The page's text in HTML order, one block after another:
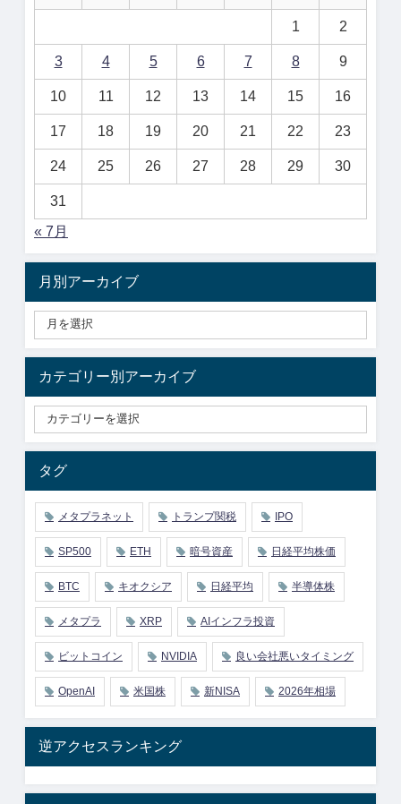
1 2
3 4 5 6 7 8 9
10 11 12 13 14 15 16
17 18 19 20 21 22 23
24 25 26 27 28 29 30
31
« 7月
月別アーカイブ
カテゴリー別アーカイブ
タグ
メタプラネット トランプ関税 IPO
SP500 ETH 暗号資産 日経平均株価
BTC キオクシア 日経平均 半導体株
メタプラ XRP AIインフラ投資
ビットコイン NVIDIA 良い会社悪いタイミング
OpenAI 米国株 新NISA 2026年相場
逆アクセスランキング